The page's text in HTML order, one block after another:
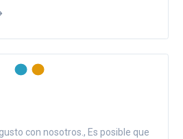
con nosotros., Es posible que